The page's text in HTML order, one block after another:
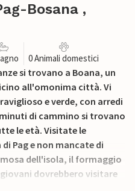
Bosana ,
0 Animali domestici
si trovano a Boana, un
all'omonima città. Vi
e verde, con arredi
di cammino si trovano
le età. Visitate le
Pag e non mancate di
dell'isola, il formaggio
dovrebbero visitare